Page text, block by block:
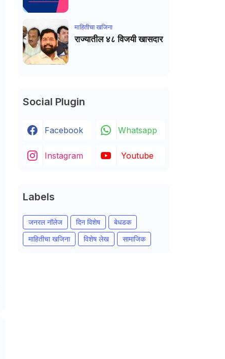
माहितीचा खजिना
राज्यातील ४८ विजयी खासदार
Social Plugin
Facebook Whatsapp
Instagram Youtube
Labels
जनरल नॉलेज दिन विशेष
बेधडक
माहितीचा खजिना
विशेष लेख सामाजिक